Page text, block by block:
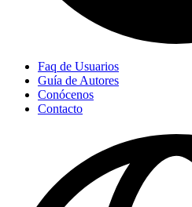
Faq de Usuarios
Guía de Autores
Conócenos
Contacto